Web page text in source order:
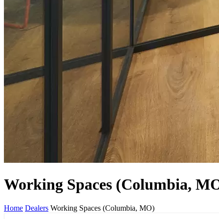
Working Spaces (Columbia,
Home Dealers Working Spaces (Columbia, MO)